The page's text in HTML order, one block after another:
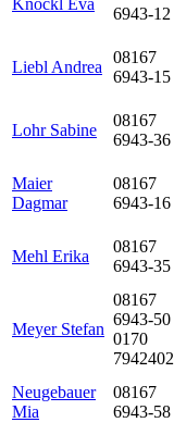
Knöckl Eva
6943-12
Liebl Andrea
08167
6943-15
Lohr Sabine
08167
6943-36
Maier
Dagmar
08167
6943-16
Mehl Erika
08167
6943-35
Meyer Stefan
08167
6943-50
0170
7942402
Neugebauer
Mia
08167
6943-58